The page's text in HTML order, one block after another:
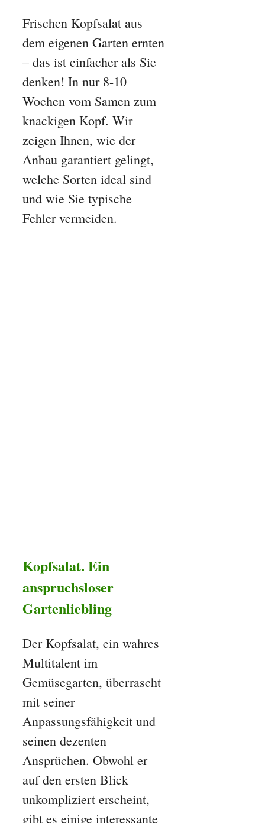
Frischen Kopfsalat aus
dem eigenen Garten ernten
– das ist einfacher als Sie
denken! In nur 8-10
Wochen vom Samen zum
knackigen Kopf. Wir
zeigen Ihnen, wie der
Anbau garantiert gelingt,
welche Sorten ideal sind
und wie Sie typische
Fehler vermeiden.
Kopfsalat. Ein
anspruchsloser
Gartenliebling
Der Kopfsalat, ein wahres
Multitalent im
Gemüsegarten, überrascht
mit seiner
Anpassungsfähigkeit und
seinen dezenten
Ansprüchen. Obwohl er
auf den ersten Blick
unkompliziert erscheint,
gibt es einige interessante